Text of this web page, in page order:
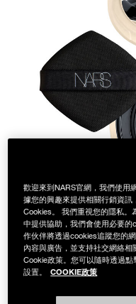
【8/3-8/10限定】
試用送到家
新客專屬優惠
舊客回購禮遇
歡迎來到NARS官網，我們使用
據您的興趣來提供相關行銷資
Cookies。 我們重視您的隱私。
中提供協助，我們會使用必要
作伙伴將透過cookies追蹤您的
內容與廣告，並支持社交網絡
Cookie政策。您可以隨時透過
設置。
COOKIE政策